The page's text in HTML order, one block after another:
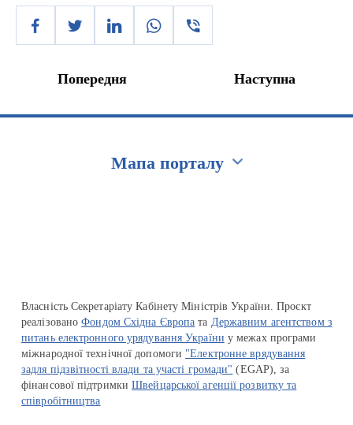
Попередня Наступна
Мапа порталу
Власність Секретаріату Кабінету Міністрів України. Проєкт
реалізованоФондом Східна Європа та Державним агентством з
питань електронного урядування України у межах програми
міжнародної технічної допомоги "Електронне врядування
задля підзвітності влади та участі громади" (EGAP), за
фінансової підтримкиШвейцарської агенції розвитку та
співробітництва